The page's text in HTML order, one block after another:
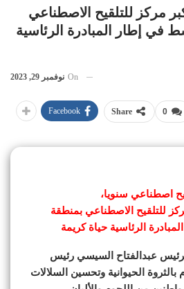
مركز للتلقيح الاصطناعي
في إطار المبادرة الرئاسية
On نوفمبر 29, 2023
0
Share
Facebook
للتلقيح الاصطناعي بمنطقة
الرئاسية حياة كريمة
عبدالفتاح السيسي رئيس
بالثروة الحيوانية وتحسين السلالات